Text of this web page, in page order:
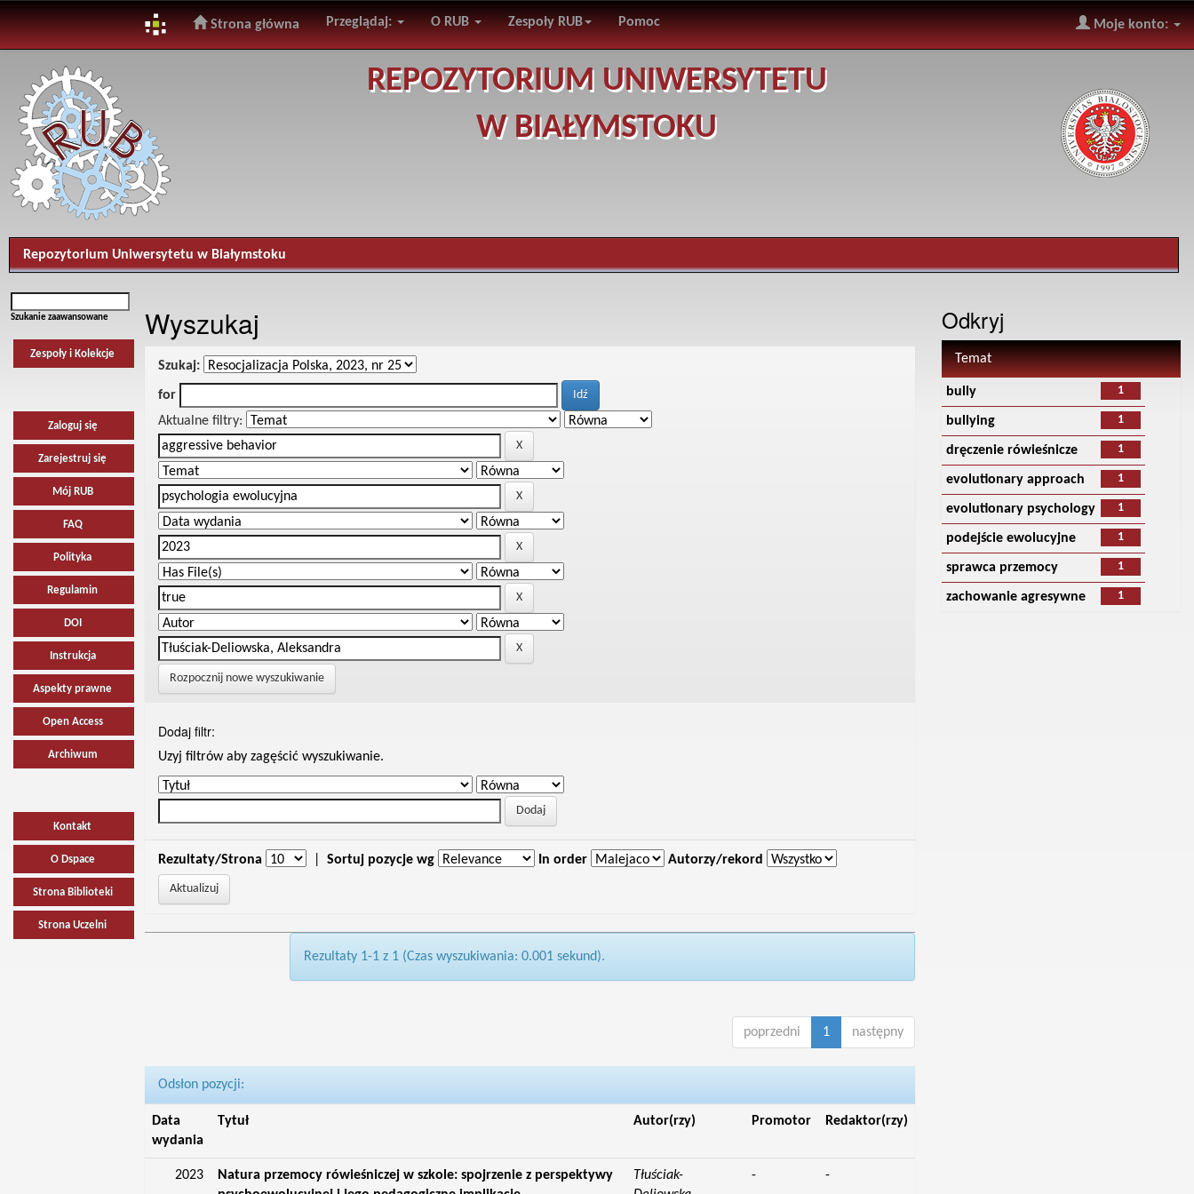
navigation
Strona główna Przeglądaj: O RUB Zespoły RUB Pomoc Moje konto:
REPOZYTORIUM UNIWERSYTETU
W BIAŁYMSTOKU
Repozytorium Uniwersytetu w Białymstoku
Szukanie zaawansowane
Zespoły i Kolekcje
Zaloguj się
Zarejestruj się
Mój RUB
FAQ
Polityka
Regulamin
DOI
Instrukcja
Aspekty prawne
Open Access
Archiwum
Kontakt
O Dspace
Strona Biblioteki
Strona Uczelni
Wyszukaj
Szukaj:
for
Aktualne filtry:
Rozpocznij nowe wyszukiwanie
Dodaj filtr:
Uzyj filtrów aby zagęścić wyszukiwanie.
Rezultaty/Strona Sortuj pozycje wg In order Autorzy/rekord
Rezultaty 1-1 z 1 (Czas wyszukiwania: 0.001 sekund).
poprzedni 1 następny
Odsłon pozycji:
Data
wydania
Tytuł Autor(rzy) Promotor Redaktor(rzy)
2023
Natura przemocy rówieśniczej w szkole: spojrzenie z perspektywy
Tłuściak-
- -
Odkryj
Temat
1
bully
1
bullying
1
dręczenie rówieśnicze
1
evolutionary approach
1
evolutionary psychology
1
podejście ewolucyjne
1
sprawca przemocy
1
zachowanie agresywne